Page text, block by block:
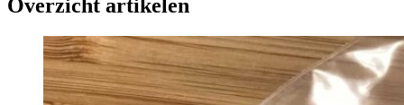
Overzicht artikelen